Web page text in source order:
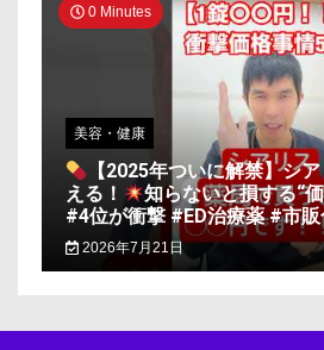
0 Minutes
美容・健康
【2025年ついに解禁】シ
える！
知らないと損する“
#4位が衝撃 #ED治療薬 #市
2026年7月21日